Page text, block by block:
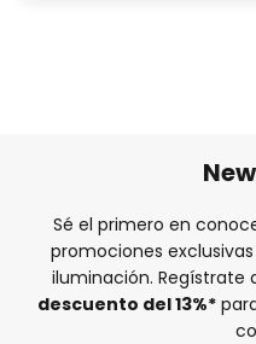
Sé el primero en
promociones
iluminación. Regístrate
descuento del13%*